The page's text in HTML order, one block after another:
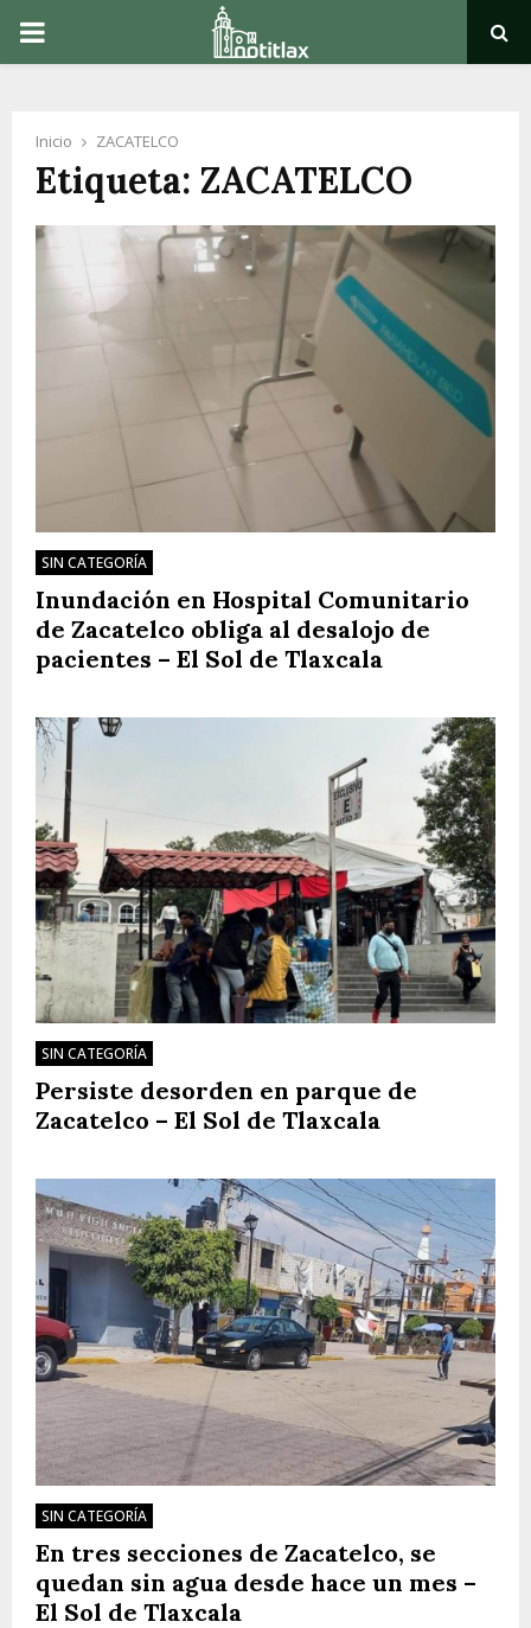
PRIMARY
Inicio ZACATELCO
Etiqueta: ZACATELCO
SIN CATEGORÍA
Inundación en Hospital Comunitario
de Zacatelco obliga al desalojo de
pacientes – El Sol de Tlaxcala
SIN CATEGORÍA
Persiste desorden en parque de
Zacatelco – El Sol de Tlaxcala
SIN CATEGORÍA
En tres secciones de Zacatelco, se
quedan sin agua desde hace un mes –
El Sol de Tlaxcala